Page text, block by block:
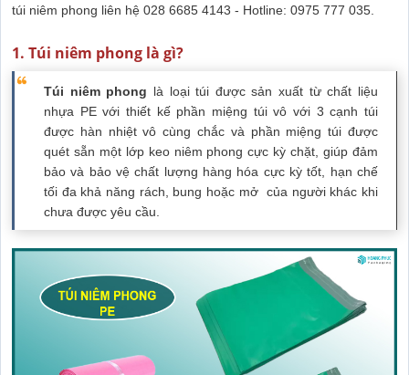
túi niêm phong liên hệ 028 6685 4143 - Hotline: 0975 777 035.
1. Túi niêm phong là gì?
Túi niêm phong là loại túi được sản xuất từ chất liệu
nhựa PE với thiết kế phần miệng túi vô với 3 cạnh túi
được hàn nhiệt vô cùng chắc và phần miệng túi được
quét sẵn một lớp keo niêm phong cực kỳ chặt, giúp đảm
bảo và bảo vệ chất lượng hàng hóa cực kỳ tốt, hạn chế
tối đa khả năng rách, bung hoặc mở của người khác khi
chưa được yêu cầu.